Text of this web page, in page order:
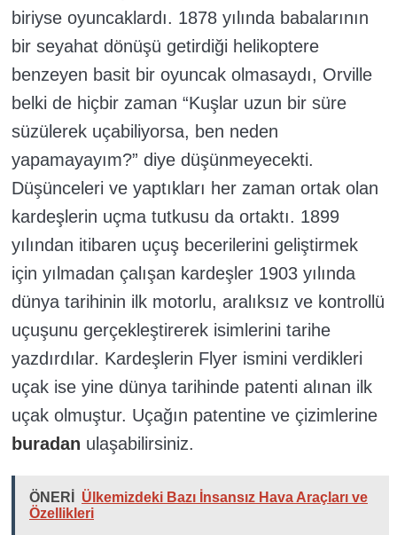
biriyse oyuncaklardı. 1878 yılında babalarının
bir seyahat dönüşü getirdiği helikoptere
benzeyen basit bir oyuncak olmasaydı, Orville
belki de hiçbir zaman “Kuşlar uzun bir süre
süzülerek uçabiliyorsa, ben neden
yapamayayım?” diye düşünmeyecekti.
Düşünceleri ve yaptıkları her zaman ortak olan
kardeşlerin uçma tutkusu da ortaktı. 1899
yılından itibaren uçuş becerilerini geliştirmek
için yılmadan çalışan kardeşler 1903 yılında
dünya tarihinin ilk motorlu, aralıksız ve kontrollü
uçuşunu gerçekleştirerek isimlerini tarihe
yazdırdılar. Kardeşlerin Flyer ismini verdikleri
uçak ise yine dünya tarihinde patenti alınan ilk
uçak olmuştur. Uçağın patentine ve çizimlerine
buradan ulaşabilirsiniz.
ÖNERİ
Ülkemizdeki Bazı İnsansız Hava Araçları ve
Özellikleri